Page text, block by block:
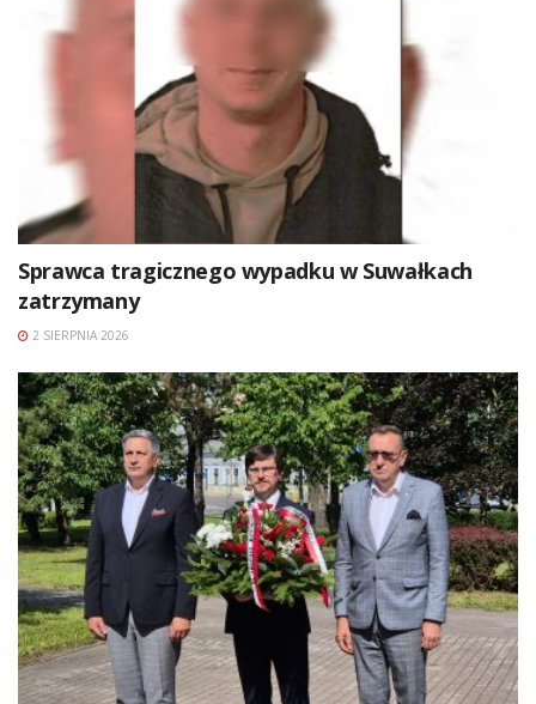
Sprawca tragicznego wypadku w Suwałkach
zatrzymany
2 SIERPNIA 2026